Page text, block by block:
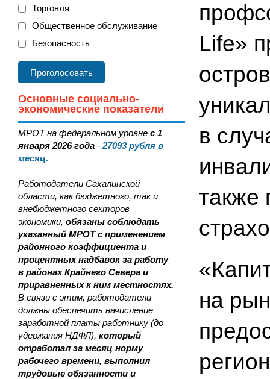
Торговля
Общественное обслуживание
Безопасность
Основные социально-
экономические показатели
МРОТ на федеральном уровне с 1
января 2026 года - 27093рубля в
месяц.
Работодатели Сахалинской
области, как бюджетного, так и
внебюджетного секторов
экономики, обязаны соблюдать
указанный МРОТ с применением
районного коэффициента и
процентных надбавок за работу
в районах Крайнего Севера и
приравненных к ним местностях.
В связи с этим, работодатели
должны обеспечить начисление
заработной платы работнику (до
удержания НДФЛ), который
отработал за месяц норму
рабочего времени, выполнил
трудовые обязанности и
Life»
в
также
на